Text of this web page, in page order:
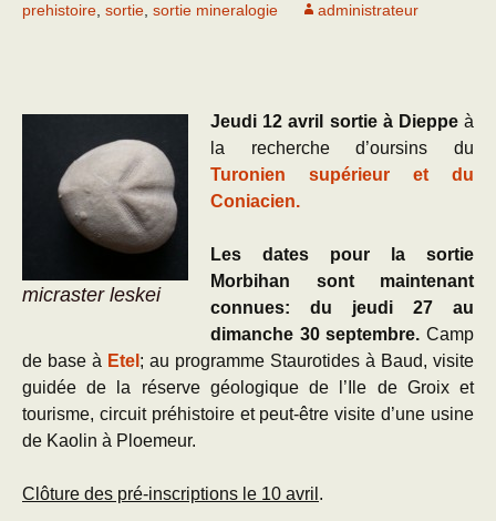
prehistoire sortie sortie mineralogie administrateur
micraster leskei
Jeudi 12 avril sortie à Dieppeà
la recherche d’oursins du
Turonien supérieur et du
Coniacien.
Les dates pour la sortie
Morbihan sont maintenant
connues: du jeudi 27 au
dimanche 30 septembre. Camp
de base à Etel ; au programme Staurotides à Baud, visite
guidée de la réserve géologique de l’Ile de Groix et
tourisme, circuit préhistoire et peut-être visite d’une usine
de Kaolin à Ploemeur.
Clôture des pré-inscriptions le 10 avril .